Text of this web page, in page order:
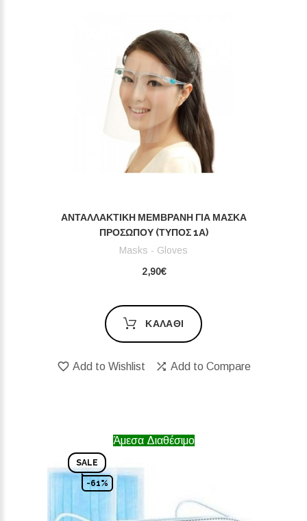
ΑΝΤΑΛΛΑΚΤΙΚΉ ΜΕΜΒΡΆΝΗ ΓΙΑ ΜΆΣΚΑ
ΠΡΟΣΏΠΟΥ (ΤΎΠΟΣ 1Α)
Masks - Gloves
2,90€
ΚΑΛΆΘΙ
Add to Wishlist Add to Compare
SALE
-61%
Άμεσα Διαθέσιμο